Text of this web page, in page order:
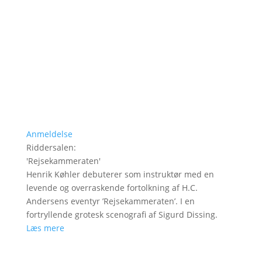
Anmeldelse
Riddersalen:
'Rejsekammeraten'
Henrik Køhler debuterer som instruktør med en
levende og overraskende fortolkning af H.C.
Andersens eventyr ’Rejsekammeraten’. I en
fortryllende grotesk scenografi af Sigurd Dissing.
Læs mere